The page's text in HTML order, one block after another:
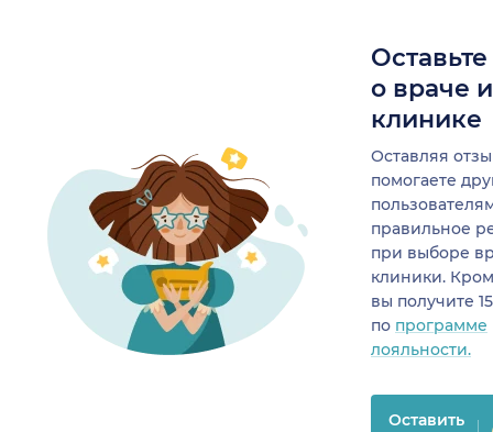
о враче
клинике
Оставляя
помогаете
правильное
при выборе
клиники.
вы получите
по программе
лояльности.
Оставить